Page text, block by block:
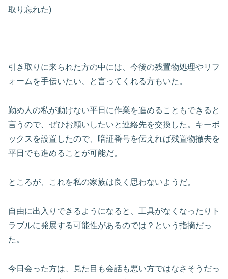
取り忘れた)
引き取りに来られた方の中には、今後の残置物処理やリフ
ォームを手伝いたい、と言ってくれる方もいた。
勤め人の私が動けない平日に作業を進めることもできると
言うので、ぜひお願いしたいと連絡先を交換した。キーボ
ックスを設置したので、暗証番号を伝えれば残置物撤去を
平日でも進めることが可能だ。
ところが、これを私の家族は良く思わないようだ。
自由に出入りできるようになると、工具がなくなったりト
ラブルに発展する可能性があるのでは？という指摘だっ
た。
今日会った方は、見た目も会話も悪い方ではなさそうだっ